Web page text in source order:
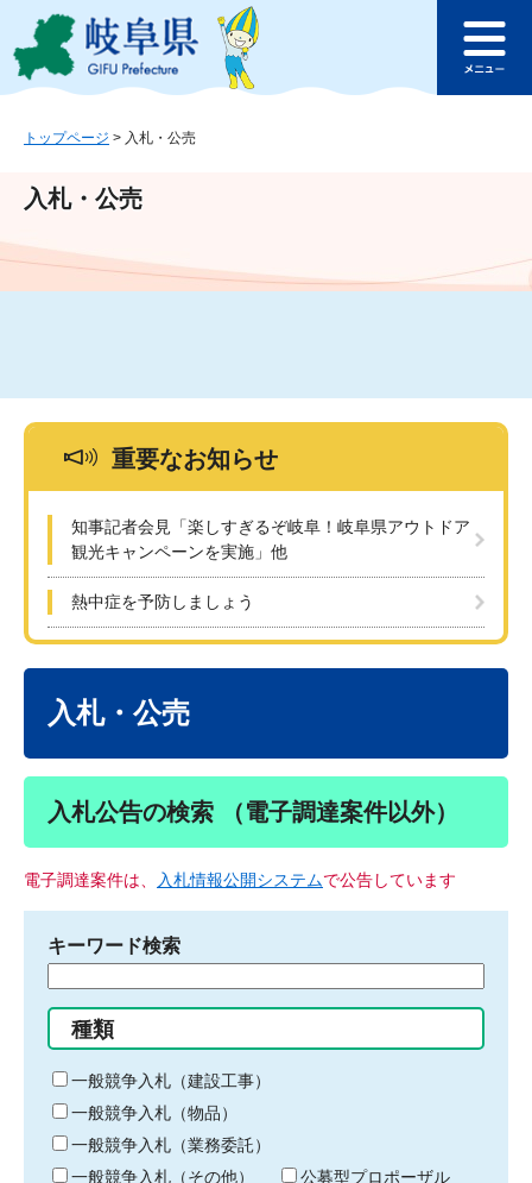
ジ
ュ
文
このページの本文へ
ュ
トップページ > 入札・公売
入札・公売
重要なお知らせ
知事記者会見「楽しすぎるぞ岐阜！岐阜県アウトドア
観光キャンペーンを実施」他
熱中症を予防しましょう
入札・公売
入札公告の検索 （電子調達案件以外）
電子調達案件は、 入札情報公開システムで公告しています
キーワード検索
る
キ
ー
ワ
ー
ド
種類
一般競争入札（建設工事）
一般競争入札（物品）
一般競争入札（業務委託）
一般競争入札（その他）
公募型プロポーザル